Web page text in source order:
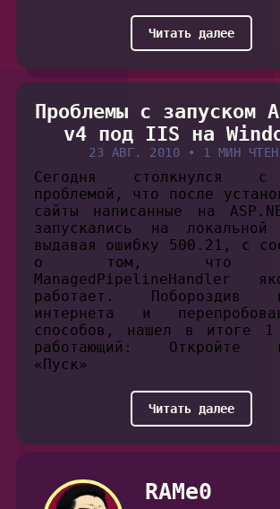
Читать далее
Проблемы с запуском
v4 под IIS на
23 АВГ. 2010 • 1 МИН
Сегодня столкнулся
проблемой, что после
сайты написанные на
запускались на локальной
выдавая ошибку 500.21, с
о том, что
ManagedPipelineHandler
работает. Побороздив
интернета и
способов, нашел в итоге 1
работающий: Откройте
«Пуск»
Читать далее
RAMe0